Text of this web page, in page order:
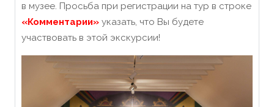
в музее. Просьба при регистрации на тур в строке
«Комментарии» указать, что Вы будете
участвовать в этой экскурсии!